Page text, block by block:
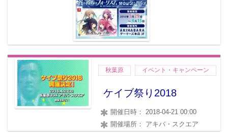
秋葉原 イベント・キャンペーン
ケイブ祭り2018
開催日時： 2018-04-21 00:00
開催場所： アキバ・スクエア